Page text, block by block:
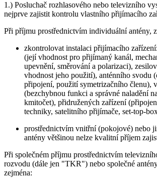
1.) Posluchač rozhlasového nebo televizního
nejprve zajistit kontrolu vlastního přijímacího
Při příjmu prostřednictvím individuální antény,
zkontrolovat instalaci přijímacího
(její vhodnost pro přijímaný kanál,
upevnění, směrování a polarizaci),
vhodnost jeho použití), anténního svodu
připojení, použití symetrizačního členu),
(bezchybnou funkci a správné naladění
kmitočet), přidružených zařízení
techniky, satelitního přijímače, set-top-
prostřednictvím vnitřní (pokojové) nebo
antény většinou nelze kvalitní příjem
Při společném příjmu prostřednictvím
rozvodu (dále jen "TKR") nebo společné
zejména: